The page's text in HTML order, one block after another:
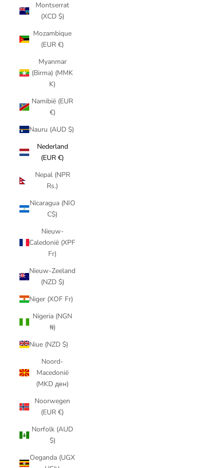
Montserrat
(XCD $)
Mozambique
(EUR €)
Myanmar
(Birma) (MMK
K)
Namibië (EUR
€)
Nauru (AUD $)
Nederland
(EUR €)
Nepal (NPR
Rs.)
Nicaragua (NIO
C$)
Nieuw-
Caledonië (XPF
Fr)
Nieuw-Zeeland
(NZD $)
Niger (XOF Fr)
Nigeria (NGN
₦)
Niue (NZD $)
Noord-
Macedonië
(MKD ден)
Noorwegen
(EUR €)
Norfolk (AUD
$)
Oeganda (UGX